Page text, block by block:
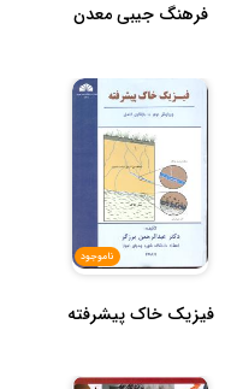
فرهنگ جیبی معدن
ناموجود
فیزیک خاک پیشرفته